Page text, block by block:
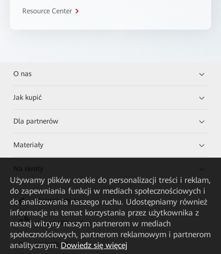
Resource Center
O nas
Jak kupić
Dla partnerów
Materiały
Na skróty
HUAWEI eKit App
Huawei HiKnow App
HUAWEI eFly App
Używamy plików cookie do personalizacji treści i reklam,
do zapewniania funkcji w mediach społecznościowych i
do analizowania naszego ruchu. Udostępniamy również
informacje na temat korzystania przez użytkownika z
naszej witryny naszym partnerom w mediach
społecznościowych, partnerom reklamowym i partnerom
analitycznym. Dowiedz się więcej